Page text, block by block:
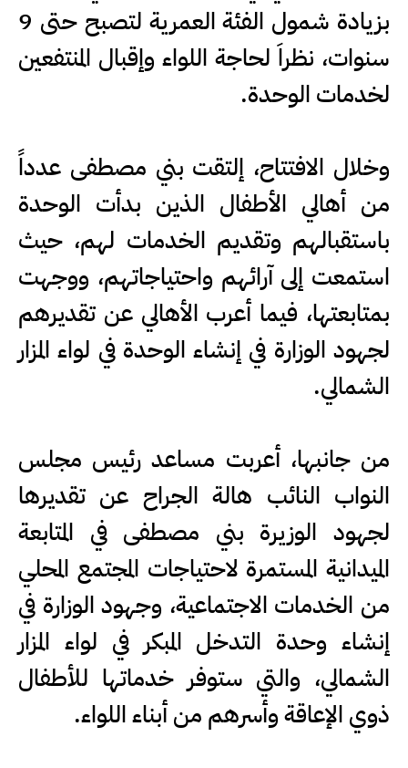
بزيادة شمول الفئة العمرية لتصبح حتى 9
سنوات، نظراَ لحاجة اللواء وإقبال المنتفعين
لخدمات الوحدة.
وخلال الافتتاح، إلتقت بني مصطفى عدداً
من أهالي الأطفال الذين بدأت الوحدة
باستقبالهم وتقديم الخدمات لهم، حيث
استمعت إلى آرائهم واحتياجاتهم، ووجهت
بمتابعتها، فيما أعرب الأهالي عن تقديرهم
لجهود الوزارة في إنشاء الوحدة في لواء المزار
الشمالي.
من جانبها، أعربت مساعد رئيس مجلس
النواب النائب هالة الجراح عن تقديرها
لجهود الوزيرة بني مصطفى في المتابعة
الميدانية المستمرة لاحتياجات المجتمع المحلي
من الخدمات الاجتماعية، وجهود الوزارة في
إنشاء وحدة التدخل المبكر في لواء المزار
الشمالي، والتي ستوفر خدماتها للأطفال
ذوي الإعاقة وأسرهم من أبناء اللواء.